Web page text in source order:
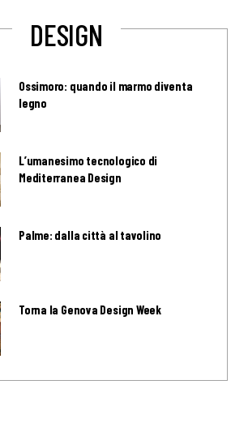
DESIGN
Ossimoro: quando il marmo diventa
legno
L’umanesimo tecnologico di
Mediterranea Design
Palme: dalla città al tavolino
Torna la Genova Design Week